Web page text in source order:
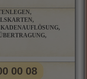
00 08